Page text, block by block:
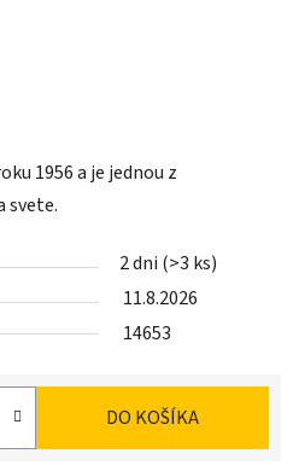
1956 a je jednou z
svete.
2 dni (>3 ks)
11.8.2026
14653
DO KOŠÍKA